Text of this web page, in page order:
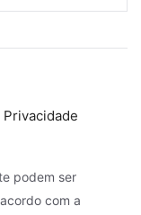
podem ser
com a